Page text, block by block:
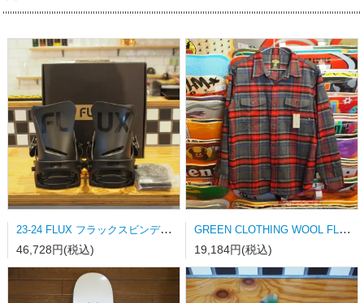
23-24 FLUX フラックスビンディング DS-LTD MATT BLACK Mサイズ
46,728円(税込)
GREEN CLOTHING WOOL FLANNEL SHRAT Lサイズ
19,184円(税込)